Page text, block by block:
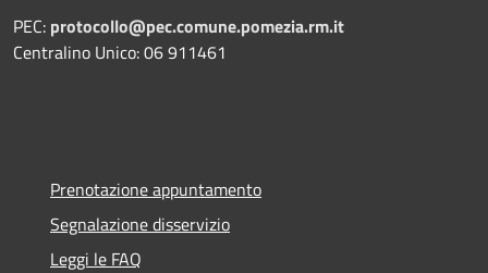
PEC: protocollo@pec.comune.pomezia.rm.it
Centralino Unico: 06 911461
Prenotazione appuntamento
Segnalazione disservizio
Leggi le FAQ